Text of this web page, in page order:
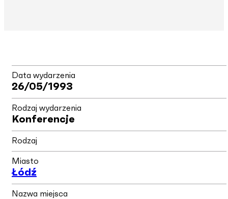
Data wydarzenia
26/05/1993
Rodzaj wydarzenia
Konferencje
Rodzaj
Miasto
Łódź
Nazwa miejsca